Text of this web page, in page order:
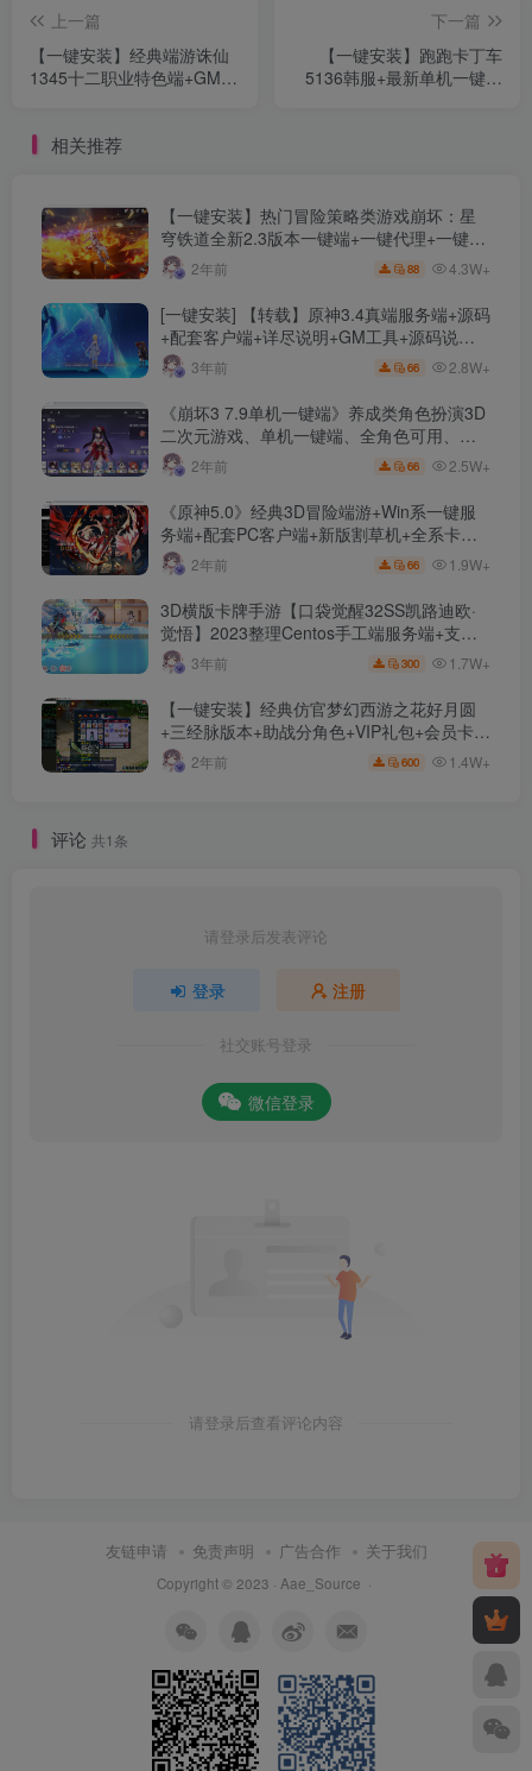
上一篇
【一键安装】经典端游诛仙
1345十二职业特色端+GM工
下一篇
【一键安装】跑跑卡丁车
5136韩服+最新单机一键端
相关推荐
【一键安装】热门冒险策略类游戏崩坏：星
穹铁道全新2.3版本一键端+一键代理+一键启
动+免虚拟机
2年前 88 4.3W+
[一键安装] 【转载】原神3.4真端服务端+源码
+配套客户端+详尽说明+GM工具+源码说明
文件3年前 66 2.8W+
《崩坏3 7.9单机一键端》养成类角色扮演3D
二次元游戏、单机一键端、全角色可用、无
限资源、附带保姆级安装教程
2年前 66 2.5W+
《原神5.0》经典3D冒险端游+Win系一键服
务端+配套PC客户端+新版割草机+全系卡池
文件2年前 66 1.9W+
3D横版卡牌手游【口袋觉醒32SS凯路迪欧·
觉悟】2023整理Centos手工端服务端+支付
对接+安卓苹果双端+运营后台+GM授权后台
+代理后台
3年前 300 1.7W+
【一键安装】经典仿官梦幻西游之花好月圆
+三经脉版本+助战分角色+VIP礼包+会员卡
+剧情活动+视频搭建及其他修改资料
2年前 600 1.4W+
评论 共1条
请登录后发表评论
登录 注册
社交账号登录
微信登录
请登录后查看评论内容
友链申请 免责声明 广告合作 关于我们
Copyright © 2023 · Aae_Source ·